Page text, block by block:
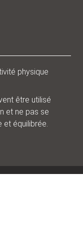
physique
être utilisé
et ne pas se
et équilibrée.